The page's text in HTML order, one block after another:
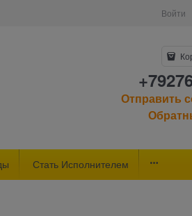
Войти
Отправить
Стать Исполнителем